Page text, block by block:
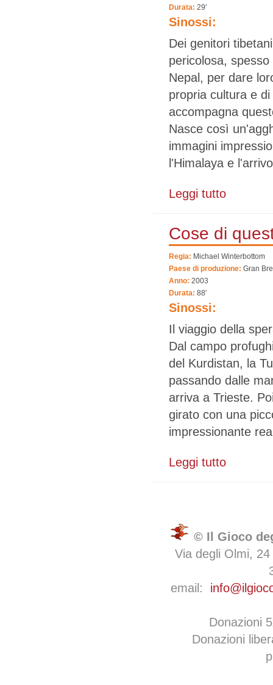
Durata: 29'
Sinossi:
Dei genitori
pericolosa,
Nepal, per dare
propria cultura e
accompagna
Nasce così
immagini
l'Himalaya e
Leggi tutto
Cose di
Regia: Michael Winterbottom
Paese di produzione: Gran
Anno: 2003
Durata: 88'
Sinossi:
Il viaggio della
Dal campo
del Kurdistan, la
passando dalle
arriva a Trieste.
girato con una
impressionante
Leggi tutto
© Il Gioco
Via degli Olmi,
email:
Donazioni
Donazioni